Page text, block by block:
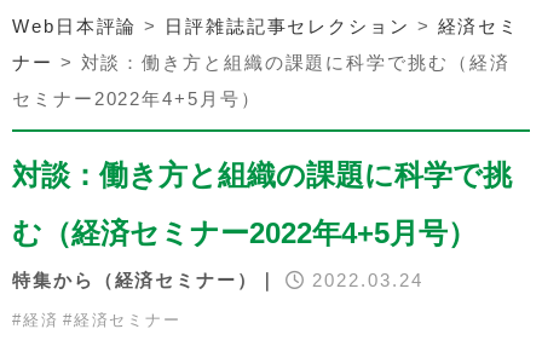
Web日本評論 > 日評雑誌記事セレクション > 経済セミ
ナー > 対談：働き方と組織の課題に科学で挑む（経済
セミナー2022年4+5月号）
対談：働き方と組織の課題に科学で挑
む（経済セミナー2022年4+5月号）
特集から（経済セミナー）｜ 2022.03.24
#経済 #経済セミナー